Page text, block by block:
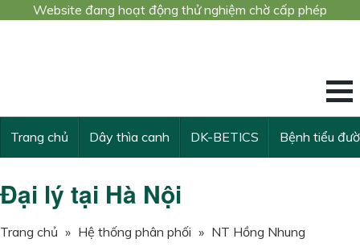
Website đang hoạt động thử nghiệm chờ cấp phép
KẾ THỪA VÀ
Trang chủ Dây thìa canh DK-BETICS Bệnh tiểu
Đại lý tại Hà Nội
Trang chủ » Hệ thống phân phối » NT Hồng Nhung